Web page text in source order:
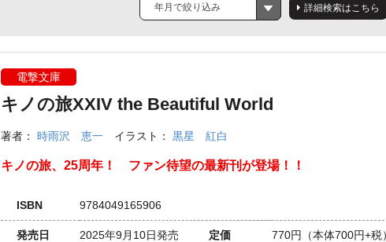
年月で絞り込み 詳細検索はこちら
電撃文庫
キノの旅XXIV the Beautiful World
著者： 時雨沢 恵一 イラスト： 黒星 紅白
キノの旅、25周年！ ファン待望の最新刊が登場！！
ISBN 9784049165906
発売日 2025年9月10日発売 定価 770円 （本体700円+税